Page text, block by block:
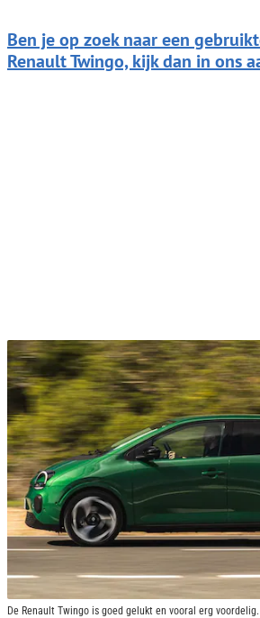
Ben je op zoek naar een
Renault Twingo, kijk dan in ons
De Renault Twingo is goed gelukt en vooral erg voordelig.